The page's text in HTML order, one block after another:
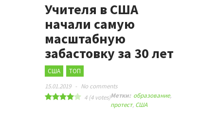
Учителя в США
начали самую
масштабную
забастовку за 30 лет
США
ТОП
15.01.2019 - No comments
4(4votes)Метки: образование,
протест, США